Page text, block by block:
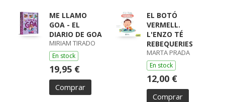
ME LLAMO
GOA - EL
DIARIO DE GOA
MIRIAM TIRADO
En stock
19,95 €
Comprar
EL BOTÓ
VERMELL.
L'ENZO TÉ
REBEQUERIES
MARTA PRADA
En stock
12,00 €
Comprar